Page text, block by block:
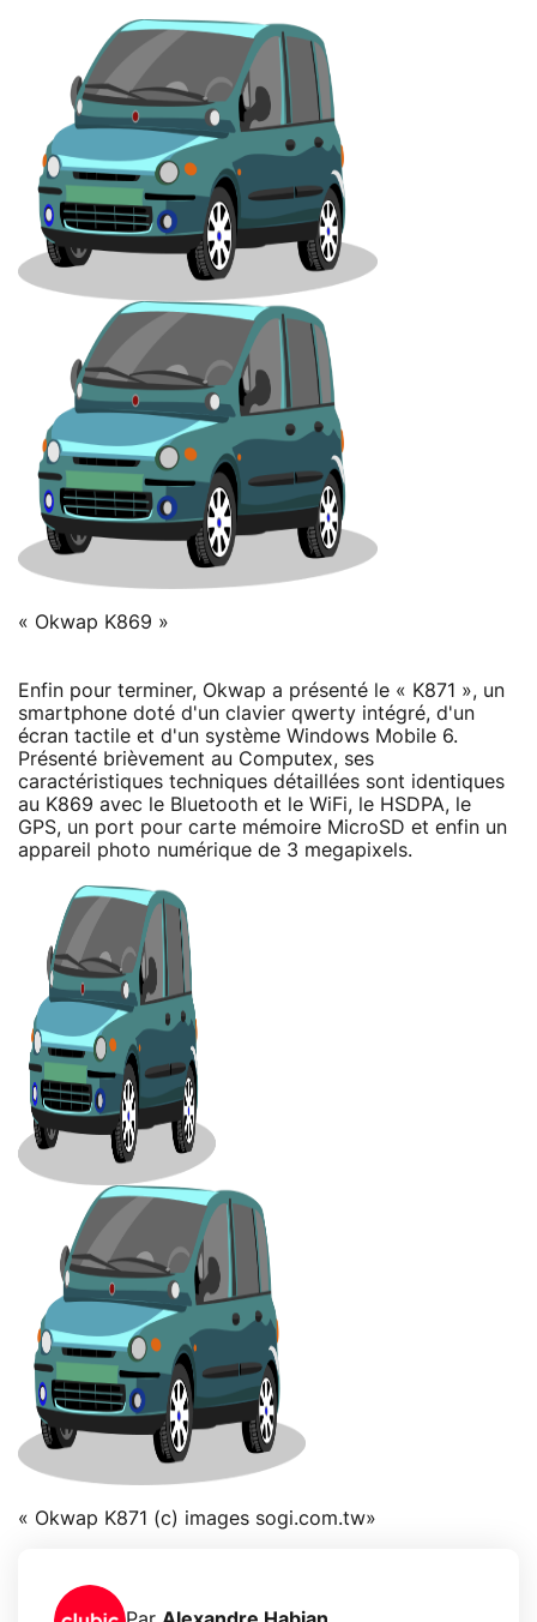
« Okwap K869 »
Enfin pour terminer, Okwap a présenté le « K871 », un
smartphone doté d'un clavier qwerty intégré, d'un
écran tactile et d'un système Windows Mobile 6.
Présenté brièvement au Computex, ses
caractéristiques techniques détaillées sont identiques
au K869 avec le Bluetooth et le WiFi, le HSDPA, le
GPS, un port pour carte mémoire MicroSD et enfin un
appareil photo numérique de 3 megapixels.
« Okwap K871 (c) images sogi.com.tw»